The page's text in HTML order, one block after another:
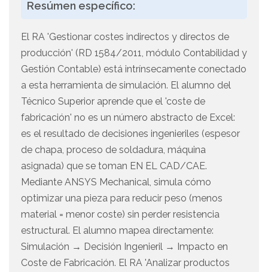
Resúmen específico:
El RA 'Gestionar costes indirectos y directos de
producción' (RD 1584/2011, módulo Contabilidad y
Gestión Contable) está intrínsecamente conectado
a esta herramienta de simulación. El alumno del
Técnico Superior aprende que el 'coste de
fabricación' no es un número abstracto de Excel:
es el resultado de decisiones ingenieriles (espesor
de chapa, proceso de soldadura, máquina
asignada) que se toman EN EL CAD/CAE.
Mediante ANSYS Mechanical, simula cómo
optimizar una pieza para reducir peso (menos
material = menor coste) sin perder resistencia
estructural. El alumno mapea directamente:
Simulación → Decisión Ingenieril → Impacto en
Coste de Fabricación. El RA 'Analizar productos